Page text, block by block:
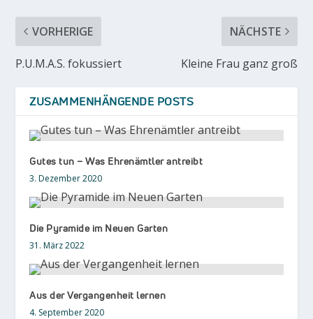
VORHERIGE
P.U.M.A.S. fokussiert
NÄCHSTE
Kleine Frau ganz groß
ZUSAMMENHÄNGENDE POSTS
Gutes tun – Was Ehrenämtler antreibt
3. Dezember 2020
Die Pyramide im Neuen Garten
31. März 2022
Aus der Vergangenheit lernen
4. September 2020